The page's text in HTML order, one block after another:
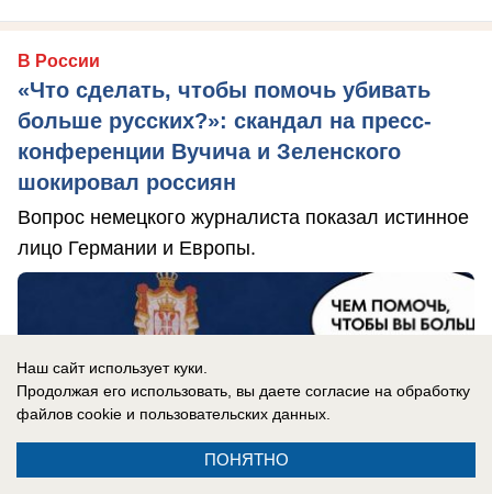
В России
«Что сделать, чтобы помочь убивать
больше русских?»: скандал на пресс-
конференции Вучича и Зеленского
шокировал россиян
Вопрос немецкого журналиста показал истинное
лицо Германии и Европы.
Наш сайт использует куки.
Продолжая его использовать, вы даете согласие на обработку
файлов cookie и пользовательских данных.
ПОНЯТНО